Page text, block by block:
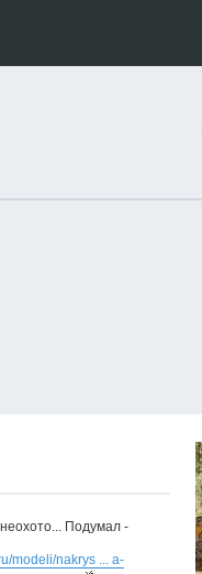
Подумал -
modeli/nakrys ... a-